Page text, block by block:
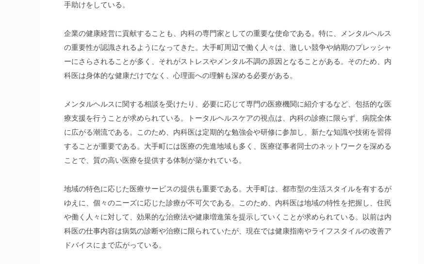
手助けをしている。
企業の健康経営に貢献することも、内科の専門家としての重要な使命である。特に、メンタルヘルス
の重要性が認識されるようになってきた。大手町周辺で働く人々は、激しい競争や納期のプレッシャ
ーにさらされることが多く、それがストレスやメンタル不調の原因となることがある。そのため、内
科医は身体的な健康だけでなく、心理面への理解も深める必要がある。
メンタルヘルスに関する相談を受けたり、必要に応じて専門の医療機関に紹介するなど、包括的な医
療支援を行うことが求められている。トータルヘルスケアの視点は、内科の診療に限らず、病院全体
に広がる潮流である。このため、内科医は定期的な勉強会や研修に参加し、新たな知識や技術を習得
することが重要である。大手町には医療の先進地域も多く、医療従事者同士のネットワークを深める
ことで、質の高い医療を提供する体制が築かれている。
地域の特色に応じた医療サービスの提供も重要である。大手町は、都市型の生活スタイルを有するが
ゆえに、個々のニーズに応じた診療が不可欠である。このため、内科医は地域の特性を把握し、住民
や働く人々に対して、効果的な治療法や健康増進策を提示していくことが求められている。以前は内
科医の仕事内容は病気の診断や治療に限られていたが、現在では健康指南やライフスタイルの改善ア
ドバイスにまで広がっている。